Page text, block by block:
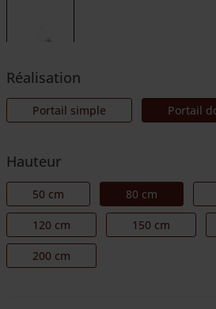
Réalisation
Portail simple Portail
Hauteur
50 cm 80 cm
120 cm 150 cm
200 cm